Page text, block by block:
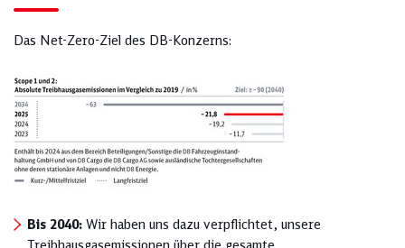
Das Net-Zero-Ziel des DB-Konzerns:
Bis 2040: Wir haben uns dazu verpflichtet, unsere